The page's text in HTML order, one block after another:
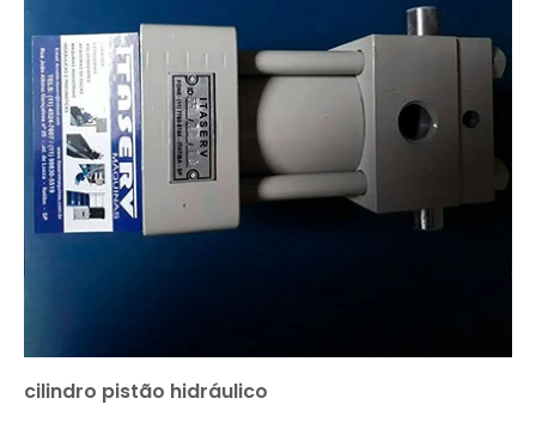
cilindro pistão hidráulico